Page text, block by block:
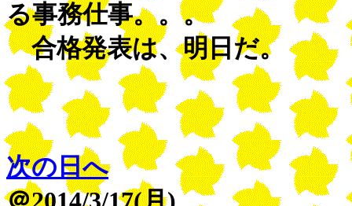
る事務仕事。。。
合格発表は、明日だ。
次の日へ